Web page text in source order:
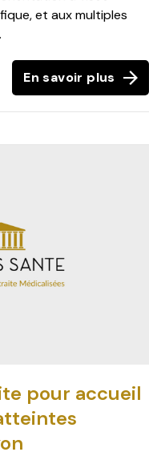
et aux multiples
En savoir plus
pour accueil